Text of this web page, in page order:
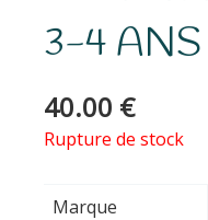
3-4
40.00 €
Rupture de stock
Marque